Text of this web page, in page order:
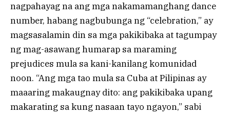
nagpahayag na ang mga nakamamanghang dance
number, habang nagbubunga ng “celebration,” ay
magsasalamin din sa mga pakikibaka at tagumpay
ng mag-asawang humarap sa maraming
prejudices mula sa kani-kanilang komunidad
noon. “Ang mga tao mula sa Cuba at Pilipinas ay
maaaring makaugnay dito: ang pakikibaka upang
makarating sa kung nasaan tayo ngayon,” sabi